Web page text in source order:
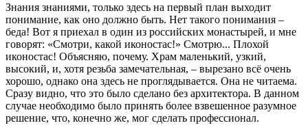
Знания знаниями, только здесь на первый план выходит
понимание, как оно должно быть. Нет такого понимания –
беда! Вот я приехал в один из российских монастырей, и мне
говорят: «Смотри, какой иконостас!» Смотрю... Плохой
иконостас! Объясняю, почему. Храм маленький, узкий,
высокий, и, хотя резьба замечательная, – вырезано всё очень
хорошо, однако она здесь не проглядывается. Она не читаема.
Сразу видно, что это было сделано без архитектора. В данном
случае необходимо было принять более взвешенное разумное
решение, что, конечно же, мог сделать профессионал.